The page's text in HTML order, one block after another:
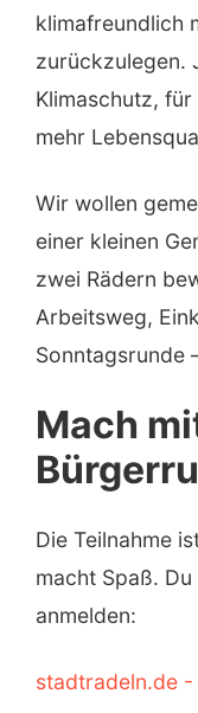
klimafreundlich
zurückzulegen.
Klimaschutz,
mehr
Wir wollen
einer kleinen
zwei Rädern
Arbeitsweg,
Sonntagsrunde
Mach
Die Teilnahme
macht Spaß.
anmelden:
stadtradeln.de -